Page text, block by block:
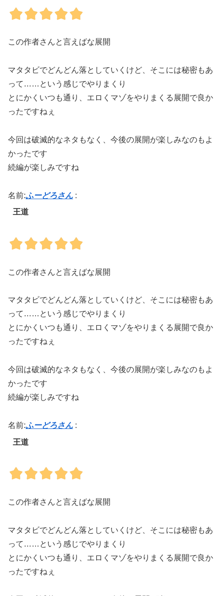
この作者さんと言えばな展開
マタタビでどんどん落としていくけど、そこには秘密もあ
って……という感じでやりまくり
とにかくいつも通り、エロくマゾをやりまくる展開で良か
ったですねぇ
今回は破滅的なネタもなく、今後の展開が楽しみなのもよ
かったです
続編が楽しみですね
名前:ふーどろさん :
王道
この作者さんと言えばな展開
マタタビでどんどん落としていくけど、そこには秘密もあ
って……という感じでやりまくり
とにかくいつも通り、エロくマゾをやりまくる展開で良か
ったですねぇ
今回は破滅的なネタもなく、今後の展開が楽しみなのもよ
かったです
続編が楽しみですね
名前:ふーどろさん :
王道
この作者さんと言えばな展開
マタタビでどんどん落としていくけど、そこには秘密もあ
って……という感じでやりまくり
とにかくいつも通り、エロくマゾをやりまくる展開で良か
ったですねぇ